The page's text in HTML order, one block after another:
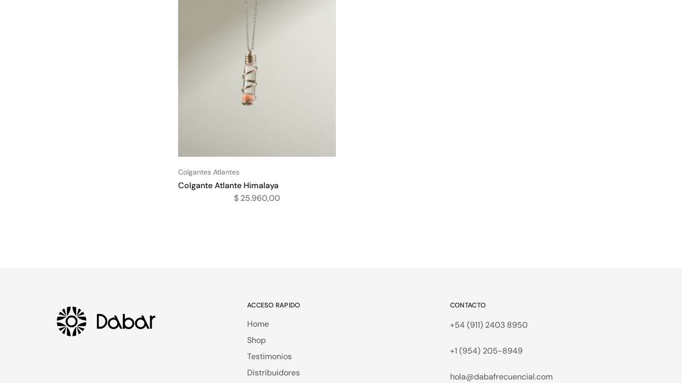
Colgantes Atlantes
Colgante Atlante Himalaya
$25.960,00
ACCESO RAPIDO
Home
Shop
Testimonios
Distribuidores
CONTACTO
+54 (911) 2403 8950
+1 (954) 205-8949
hola@dabafrecuencial.com